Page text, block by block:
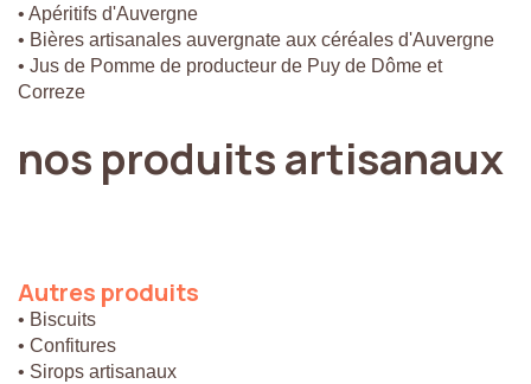
• Apéritifs d'Auvergne
• Bières artisanales auvergnate aux céréales d'Auvergne
• Jus de Pomme de producteur de Puy de Dôme et
Correze
nos produitsartisanaux
Autres produits
• Biscuits
• Confitures
• Sirops artisanaux